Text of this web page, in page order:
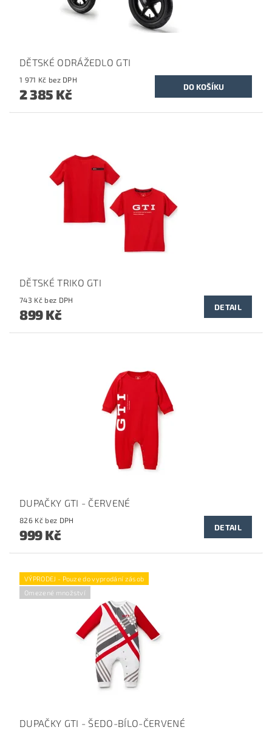
DĚTSKÉ ODRÁŽEDLO GTI
1 971 Kč bez DPH
2 385 Kč
DĚTSKÉ TRIKO GTI
743 Kč bez DPH
899 Kč DETAIL
DUPAČKY GTI - ČERVENÉ
826 Kč bez DPH
999 Kč DETAIL
VÝPRODEJ - Pouze do vyprodání zásob
Omezené množství
DUPAČKY GTI - ŠEDO-BÍLO-ČERVENÉ